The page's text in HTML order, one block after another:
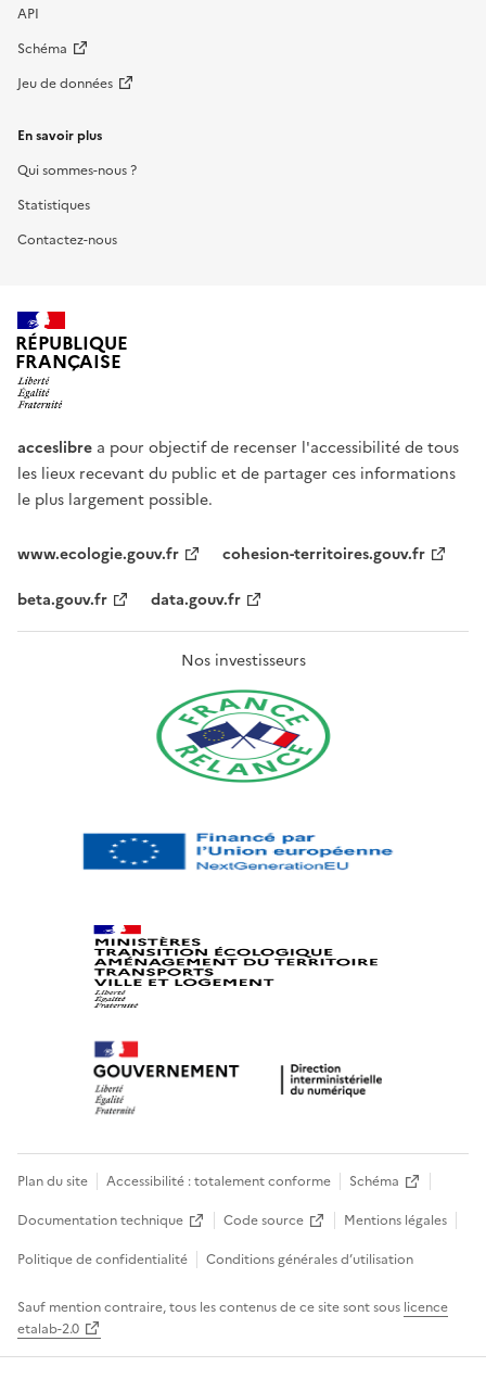
API
Schéma
Jeu de données
En savoir plus
Qui sommes-nous ?
Statistiques
Contactez-nous
RÉPUBLIQUE
FRANÇAISE
acceslibre a pour objectif de recenser l'accessibilité de tous
les lieux recevant du public et de partager ces informations
le plus largement possible.
www.ecologie.gouv.fr
cohesion-territoires.gouv.fr
beta.gouv.fr
data.gouv.fr
Nos investisseurs
Plan du site Accessibilité : totalement conforme
Schéma
Documentation technique
Code source
Mentions légales
Politique de confidentialité
Conditions générales d’utilisation
Sauf mention contraire, tous les contenus de ce site sont sous licence
etalab-2.0